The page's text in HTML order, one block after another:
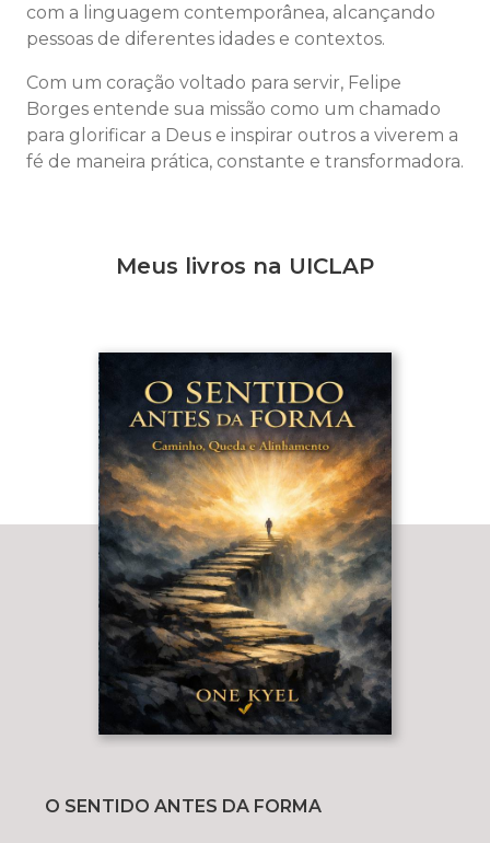
com a linguagem contemporânea, alcançando
pessoas de diferentes idades e contextos.
Com um coração voltado para servir, Felipe
Borges entende sua missão como um chamado
para glorificar a Deus e inspirar outros a viverem a
fé de maneira prática, constante e transformadora.
Meus livros na UICLAP
O SENTIDO ANTES DA FORMA